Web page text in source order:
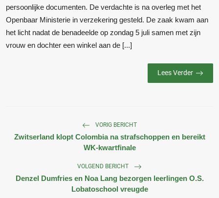
persoonlijke documenten. De verdachte is na overleg met het
Openbaar Ministerie in verzekering gesteld. De zaak kwam aan
het licht nadat de benadeelde op zondag 5 juli samen met zijn
vrouw en dochter een winkel aan de [...]
Lees Verder
VORIG BERICHT
Zwitserland klopt Colombia na strafschoppen en bereikt
WK-kwartfinale
VOLGEND BERICHT
Denzel Dumfries en Noa Lang bezorgen leerlingen O.S.
Lobatoschool vreugde